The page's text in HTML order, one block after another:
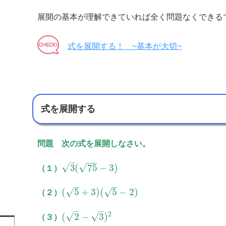
展開の基本が理解できていれば全く問題なくできる
式を展開する！ ~基本が大切~
式を展開する
問題 次の式を展開しなさい。
（１） 3
–
√ ( 75
−−
√ − 3)
（２） ( 5
–
√ + 3)( 5
–
√ − 2)
（３） ( 2
–
√ − 3
–
√ )2